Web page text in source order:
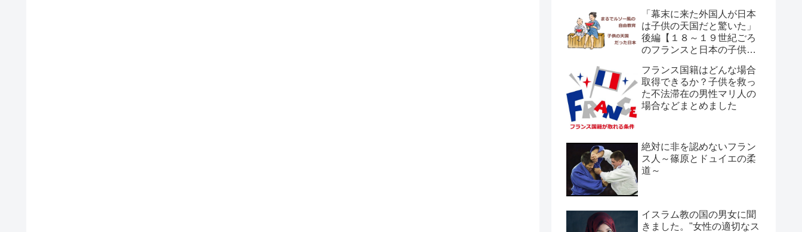
「幕末に来た外国人が日本
は子供の天国だと驚いた」
後編【１８～１９世紀ごろ
のフランスと日本の子供の
フランス国籍はどんな場合
取得できるか？子供を救っ
た不法滞在の男性マリ人の
場合などまとめました
絶対に非を認めないフラン
ス人～篠原とドュイエの柔
道～
イスラム教の国の男女に聞
きました。"女性の適切なス